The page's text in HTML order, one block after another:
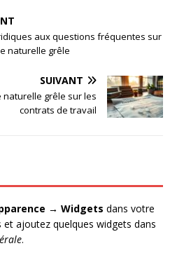
aux questions fréquentes sur
naturelle grêle
SUIVANT
naturelle grêle sur les
contrats de travail
→ Widgets dans votre
ajoutez quelques widgets dans
.